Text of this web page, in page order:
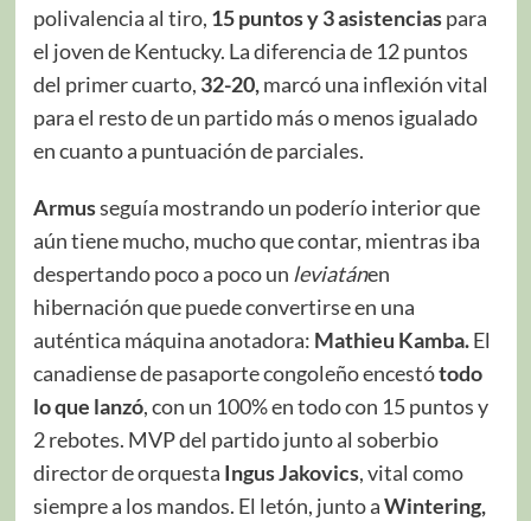
polivalencia al tiro, 15 puntos y 3 asistenciaspara
el joven de Kentucky. La diferencia de 12 puntos
del primer cuarto, 32-20,marcó una inflexión vital
para el resto de un partido más o menos igualado
en cuanto a puntuación de parciales.
Armusseguía mostrando un poderío interior que
aún tiene mucho, mucho que contar, mientras iba
despertando poco a poco un leviatánen
hibernación que puede convertirse en una
auténtica máquina anotadora: Mathieu Kamba.El
canadiense de pasaporte congoleño encestótodo
lo que lanzó, con un 100% en todo con 15 puntos y
2 rebotes. MVP del partido junto al soberbio
director de orquesta Ingus Jakovics, vital como
siempre a los mandos. El letón, junto aWintering,